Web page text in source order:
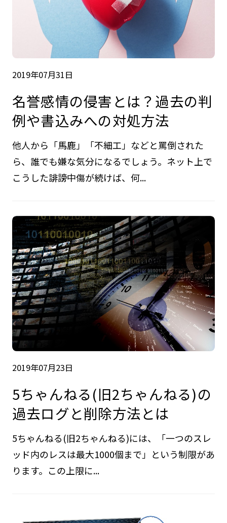
2019年07月31日
名誉感情の侵害とは？過去の判
例や書込みへの対処方法
他人から「馬鹿」「不細工」などと罵倒された
ら、誰でも嫌な気分になるでしょう。ネット上で
こうした誹謗中傷が続けば、何...
2019年07月23日
5ちゃんねる(旧2ちゃんねる)の
過去ログと削除方法とは
5ちゃんねる(旧2ちゃんねる)には、「一つのスレ
ッド内のレスは最大1000個まで」という制限があ
ります。この上限に...